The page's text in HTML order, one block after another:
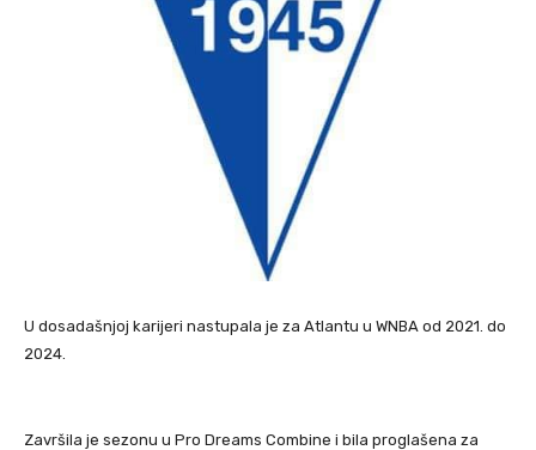
U dosadašnjoj karijeri nastupala je za Atlantu u WNBA od 2021. do
2024.
Završila je sezonu u Pro Dreams Combine i bila proglašena za